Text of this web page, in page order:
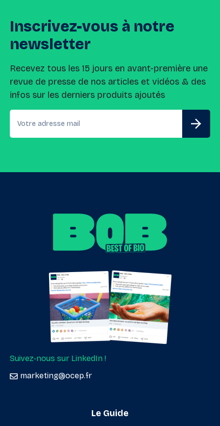
Inscrivez-vous à notre
newsletter
Recevez tous les 15 jours en avant-première une
revue de presse de nos articles et vidéos & des
infos sur les derniers produits ajoutés
Suivez-nous sur LinkedIn !
marketing@ocep.fr
Le Guide